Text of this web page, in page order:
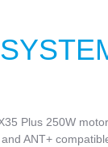
Plus 250W
ANT+